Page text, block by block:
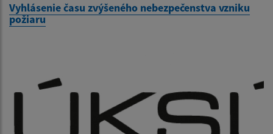
Vyhlásenie času zvýšeného nebezpečenstva vzniku
požiaru